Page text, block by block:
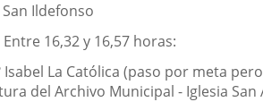
Ildefonso
Entre 16,32 y 16,57 horas:
Isabel La Católica (paso por meta
del Archivo Municipal - Iglesia San